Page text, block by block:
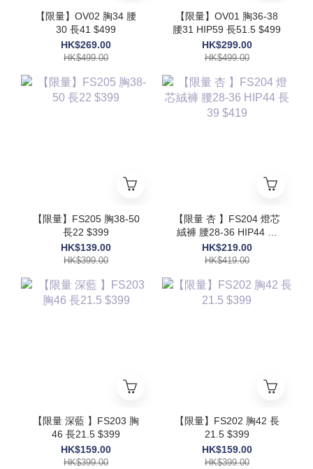
【限量】OV02 胸34 腰
30 長41 $499
HK$269.00
HK$499.00
【限量】OV01 胸36-38
腰31 HIP59 長51.5 $499
HK$299.00
HK$499.00
【限量】FS205 胸38-50
長22 $399
HK$139.00
HK$399.00
【限量 杏 】FS204 燈芯
絨褲 腰28-36 HIP44 長
39 $419
HK$219.00
HK$419.00
【限量 深藍 】FS203 胸
46 長21.5 $399
HK$159.00
HK$399.00
【限量】FS202 胸42 長
21.5 $399
HK$159.00
HK$399.00